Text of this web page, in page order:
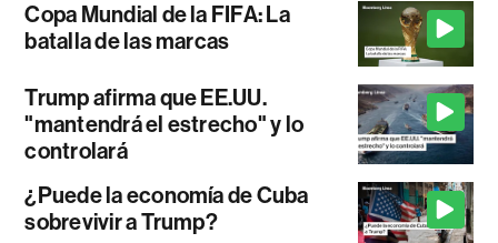
Copa Mundial de la FIFA: La
batalla de las marcas
Trump afirma que EE.UU.
"mantendrá el estrecho" y lo
controlará
¿Puede la economía de Cuba
sobrevivir a Trump?